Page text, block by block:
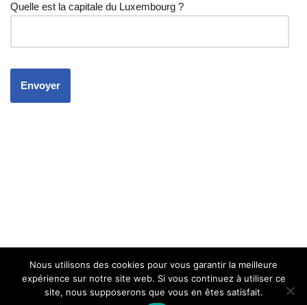
Quelle est la capitale du Luxembourg ?
Nous utilisons des cookies pour vous garantir la meilleure
expérience sur notre site web. Si vous continuez à utiliser ce
site, nous supposerons que vous en êtes satisfait.